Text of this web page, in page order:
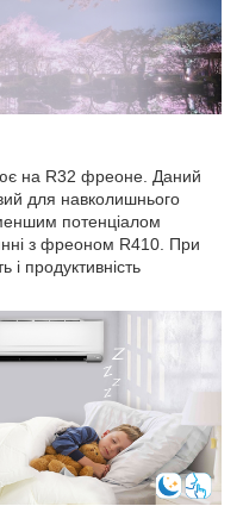
на R32 фреоне. Даний
для навколишнього
потенціалом
з фреоном R410. При
і продуктивність